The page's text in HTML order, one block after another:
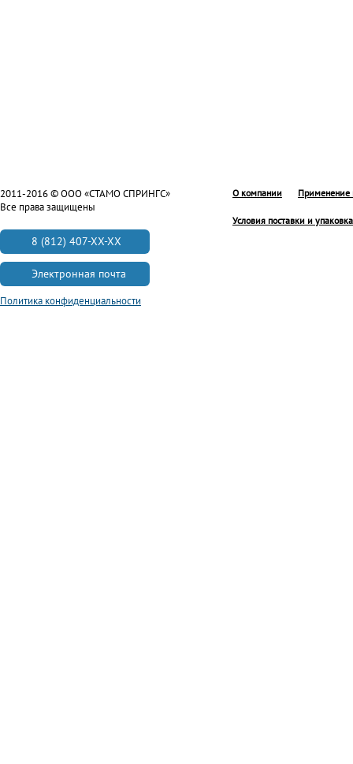
О компании Применение
Условия поставки и упаковка
2011-2016 © ООО «СТАМО СПРИНГС»
Все права защищены
8 (812) 407-XX-XX
Электронная почта
Политика конфиденциальности